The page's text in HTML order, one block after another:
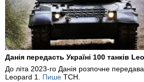
Данія передасть Україні 100 танків
До літа 2023-го Данія розпочне
Leopard 1. Пише ТСН.